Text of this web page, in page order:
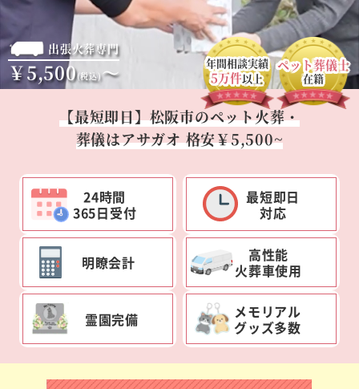
出張火葬専門
￥5,500(税込)～ 年間相談実績
5万件以上
ペット葬儀士
在籍
【最短即日】松阪市のペット火葬・
葬儀はアサガオ 格安￥5,500~
24時間
365日受付
最短即日
対応
明瞭会計
高性能
火葬車使用
霊園完備
メモリアル
グッズ多数